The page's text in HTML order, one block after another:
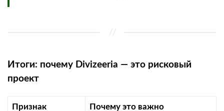
Итоги: почему Divizeeria — это рисковый
проект
Признак Почему это важно